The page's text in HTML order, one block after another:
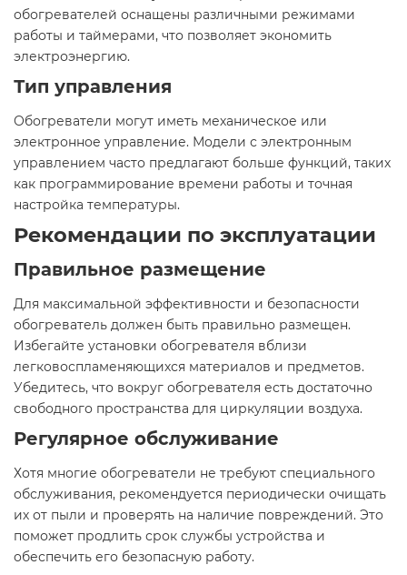
обогревателей оснащены различными режимами
работы и таймерами, что позволяет экономить
электроэнергию.
Тип управления
Обогреватели могут иметь механическое или
электронное управление. Модели с электронным
управлением часто предлагают больше функций, таких
как программирование времени работы и точная
настройка температуры.
Рекомендации по эксплуатации
Правильное размещение
Для максимальной эффективности и безопасности
обогреватель должен быть правильно размещен.
Избегайте установки обогревателя вблизи
легковоспламеняющихся материалов и предметов.
Убедитесь, что вокруг обогревателя есть достаточно
свободного пространства для циркуляции воздуха.
Регулярное обслуживание
Хотя многие обогреватели не требуют специального
обслуживания, рекомендуется периодически очищать
их от пыли и проверять на наличие повреждений. Это
поможет продлить срок службы устройства и
обеспечить его безопасную работу.